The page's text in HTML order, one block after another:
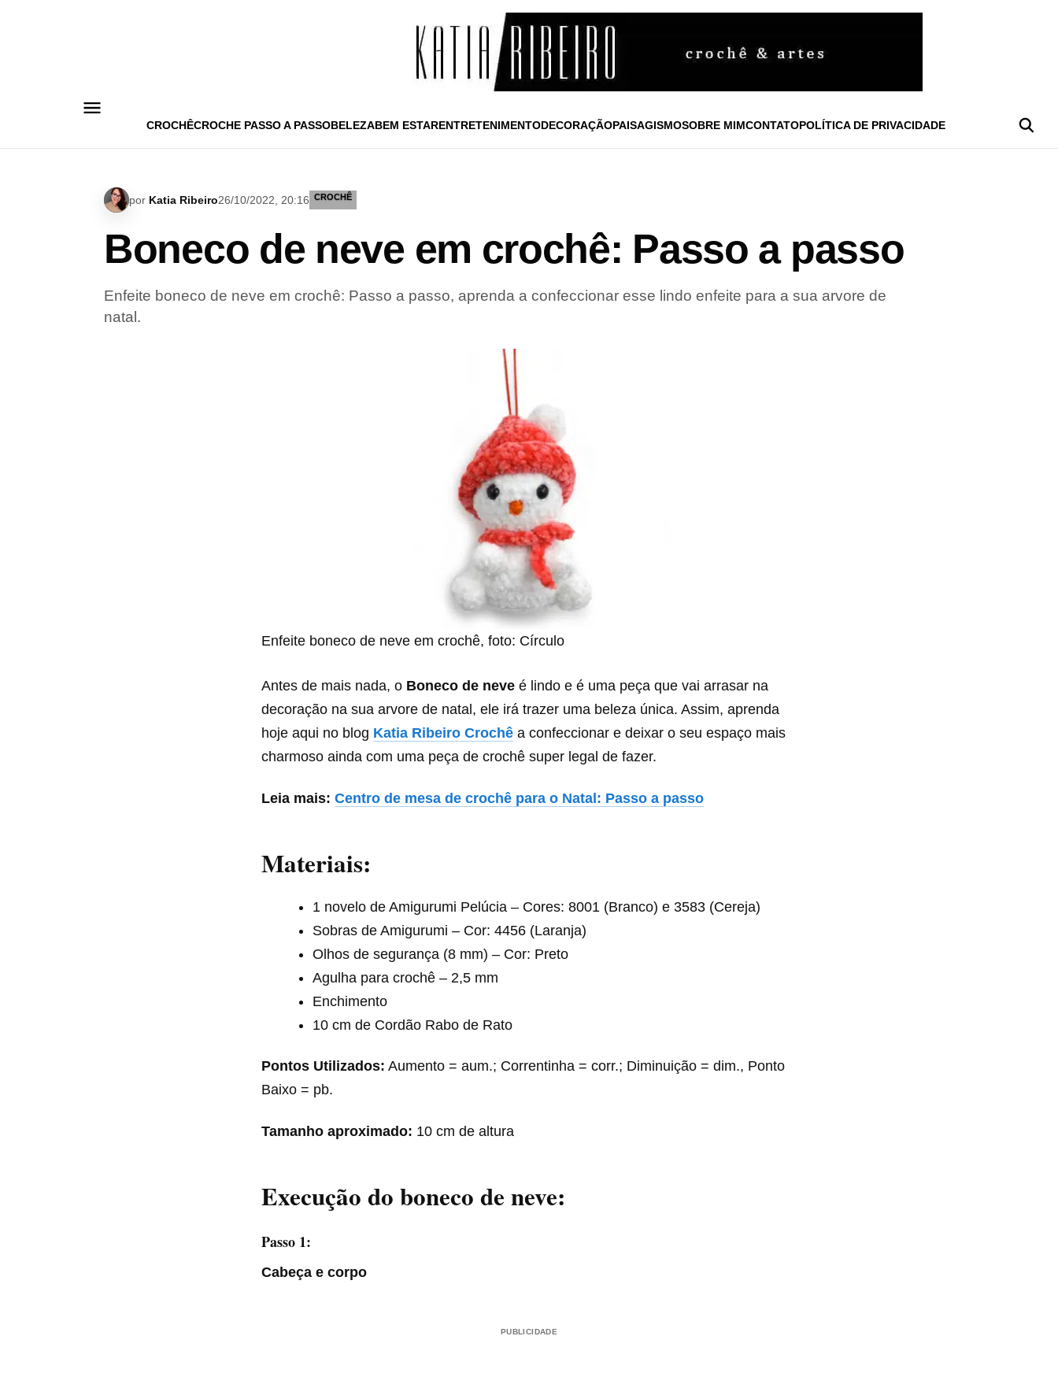
CROCHÊCROCHE PASSO A PASSOBELEZABEM ESTARENTRETENIMENTODECORAÇÃOPAISAGISMOSOBRE MIMCONTATOPOLÍTICA DE PRIVACIDADE
por Katia Ribeiro26/10/2022, 20:16 CROCHÊ
Boneco de neve em crochê: Passo a passo
Enfeite boneco de neve em crochê: Passo a passo, aprenda a confeccionar esse lindo enfeite para a sua arvore de
natal.
Enfeite boneco de neve em crochê, foto: Círculo
Antes de mais nada, o Boneco de neve é lindo e é uma peça que vai arrasar na
decoração na sua arvore de natal, ele irá trazer uma beleza única. Assim, aprenda
hoje aqui no blog Katia Ribeiro Crochê a confeccionar e deixar o seu espaço mais
charmoso ainda com uma peça de crochê super legal de fazer.
Leia mais: Centro de mesa de crochê para o Natal: Passo a passo
Materiais:
1 novelo de Amigurumi Pelúcia – Cores: 8001 (Branco) e 3583 (Cereja)
Sobras de Amigurumi – Cor: 4456 (Laranja)
Olhos de segurança (8 mm) – Cor: Preto
Agulha para crochê – 2,5 mm
Enchimento
10 cm de Cordão Rabo de Rato
Pontos Utilizados: Aumento = aum.; Correntinha = corr.; Diminuição = dim., Ponto
Baixo = pb.
Tamanho aproximado: 10 cm de altura
Execução do boneco de neve:
Passo 1:
Cabeça e corpo
PUBLICIDADE